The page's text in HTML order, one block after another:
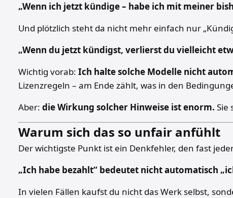
„Wenn ich jetzt kündige – habe ich mit meiner
Und plötzlich steht da nicht mehr einfach nur
„Wenn du jetzt kündigst, verlierst du vielleicht
Wichtig vorab: Ich halte solche Modelle nicht
Lizenzregeln – am Ende zählt, was in den
Aber: die Wirkung solcher Hinweise ist enorm. Sie
Warum sich das so unfair anfühlt
Der wichtigste Punkt ist ein Denkfehler, den fast
„Ich habe bezahlt“ bedeutet nicht automatisch
In vielen Fällen kaufst du nicht das Werk selbst,